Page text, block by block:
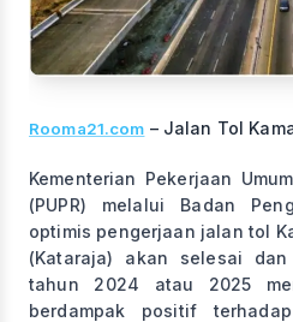
Rooma21.com – Jalan Tol
Kementerian Pekerjaan
(PUPR) melalui Badan
optimis pengerjaan jalan tol
(Kataraja) akan selesai
tahun 2024 atau 2025
berdampak positif